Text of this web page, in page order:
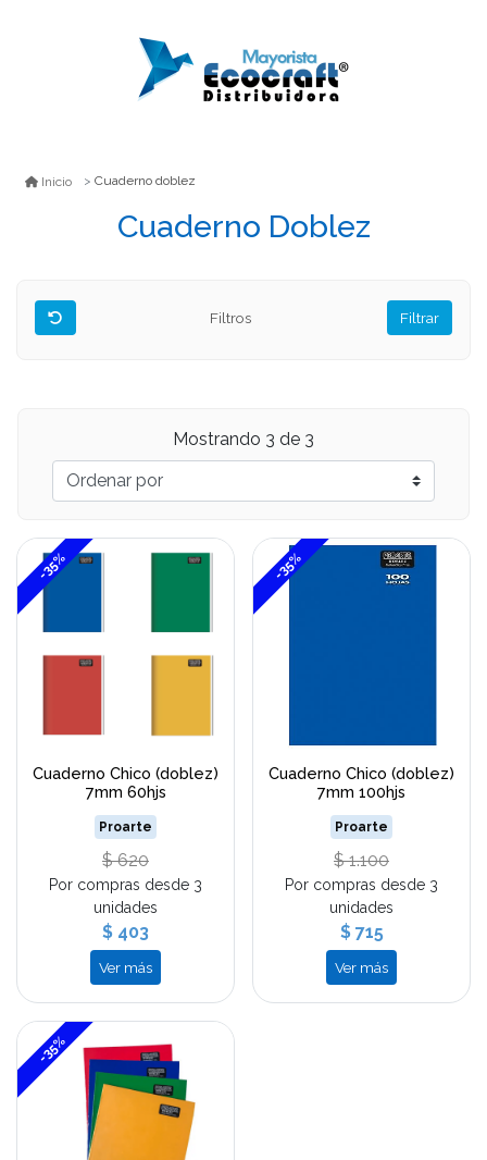
Inicio Cuaderno doblez
Cuaderno Doblez
Filtros Filtrar
Mostrando 3 de 3
-35%
Cuaderno Chico (doblez)
7mm 60hjs
Proarte
$ 620
Por compras desde 3
unidades
$ 403
Ver más
-35%
Cuaderno Chico (doblez)
7mm 100hjs
Proarte
$ 1.100
Por compras desde 3
unidades
$ 715
Ver más
-35%